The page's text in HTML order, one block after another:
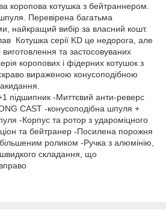
коропова котушка з бейтраннером.
Перевірена багатьма
найкращий вибір за власний кошт.
Котушка серії KD це недорога, але
виготовлення та застосовуваних
коропових і фідерних котушок з
вираженою конусоподібною
підшипник -Миттєвий анти-реверс
CAST -конусоподібна шпуля +
-Корпус та ротор з удароміцного
та бейтранер -Посилена порожня
роликом -Ручка з алюмінію,
складання, що